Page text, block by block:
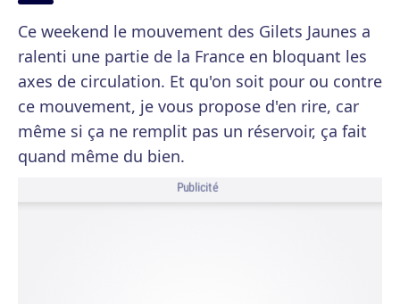
Ce weekend le mouvement des Gilets Jaunes a
ralenti une partie de la France en bloquant les
axes de circulation. Et qu'on soit pour ou contre
ce mouvement, je vous propose d'en rire, car
même si ça ne remplit pas un réservoir, ça fait
quand même du bien.
Publicité